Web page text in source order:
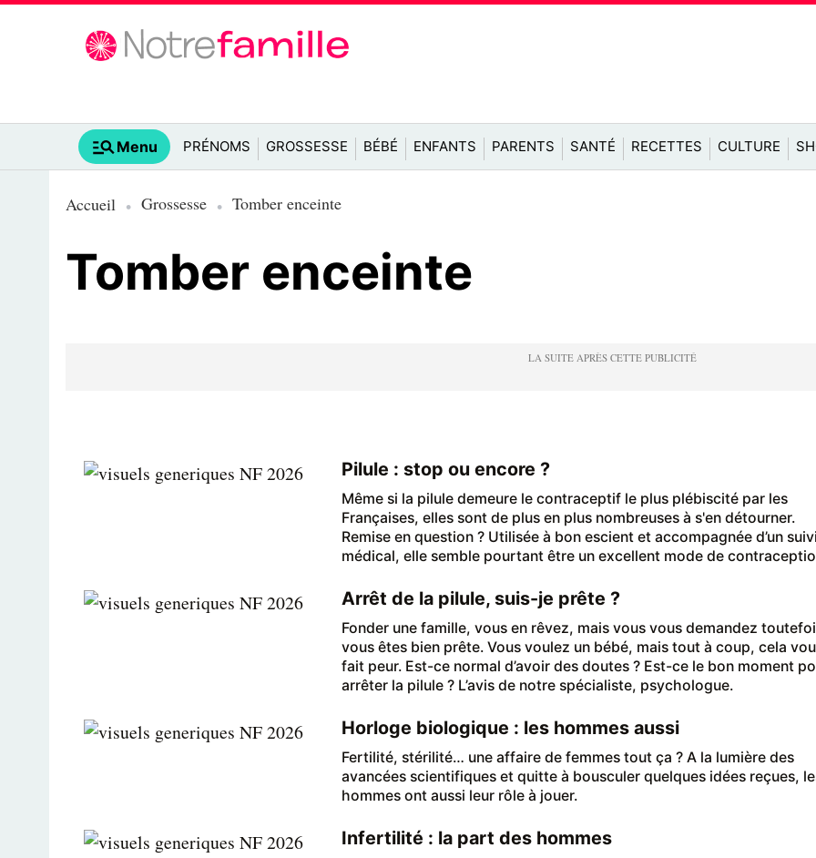
Menu PRÉNOMS GROSSESSE BÉBÉ ENFANTS PARENTS SANTÉ RECETTES CULTURE
Accueil Grossesse Tomber enceinte
Tomber enceinte
Pilule : stop ou encore ?
Même si la pilule demeure le contraceptif le plus plébiscité par les
Françaises, elles sont de plus en plus nombreuses à s'en détourner.
Remise en question ? Utilisée à bon escient et accompagnée d’un suivi
médical, elle semble pourtant être un excellent mode de
Arrêt de la pilule, suis-je prête ?
Fonder une famille, vous en rêvez, mais vous vous demandez
vous êtes bien prête. Vous voulez un bébé, mais tout à coup, cela
fait peur. Est-ce normal d’avoir des doutes ? Est-ce le bon moment
arrêter la pilule ? L’avis de notre spécialiste, psychologue.
Horloge biologique : les hommes aussi
Fertilité, stérilité… une affaire de femmes tout ça ? A la lumière des
avancées scientifiques et quitte à bousculer quelques idées reçues,
hommes ont aussi leur rôle à jouer.
Infertilité : la part des hommes